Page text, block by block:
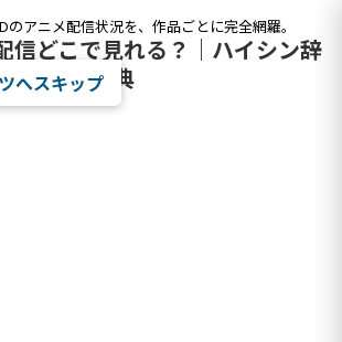
のアニメ配信状況を、作品ごとに完全網羅。
信どこで見れる？｜ハイシン辞
典
へスキップ